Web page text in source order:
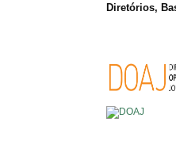
Diretórios,